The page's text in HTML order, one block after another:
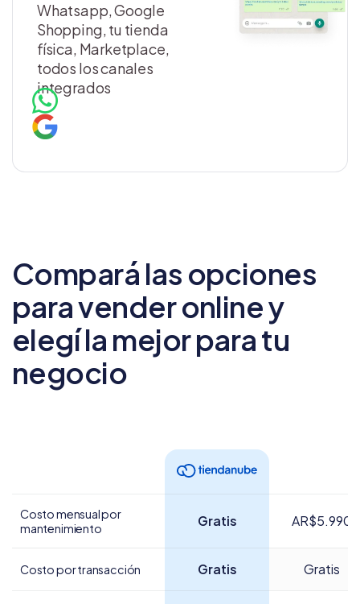
Whatsapp, Google
Shopping, tu tienda
física, Marketplace,
todos los canales
integrados
Compará las opciones
para vender onliney
elegí la mejor para tu
negocio
Costo mensual por
mantenimiento
Gratis AR$5.990
Costo por transacción Gratis Gratis